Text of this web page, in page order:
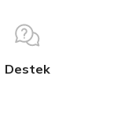
Destek